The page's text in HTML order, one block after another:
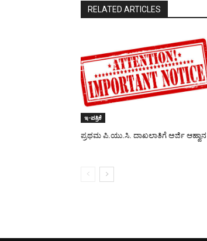
RELATED ARTICLES
ಇ-ಪತ್ರಿಕೆ
ಪ್ರಥಮ ಪಿ.ಯು.ಸಿ. ದಾಖಲಾತಿಗೆ ಅರ್ಜಿ ಆಹ್ವಾನ